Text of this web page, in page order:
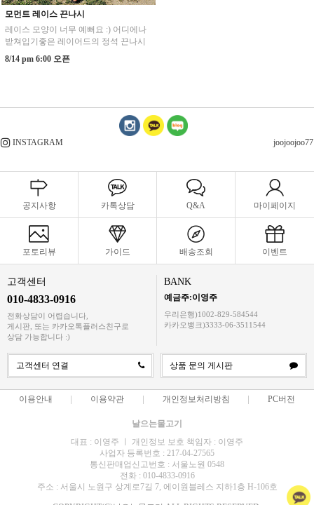
모먼트 레이스 끈나시
레이스 모양이 너무 예뻐요 :) 어디에나
받쳐입기좋은 레이어드의 정석 끈나시
8/14 pm 6:00 오픈
INSTAGRAM joojoojoo77
공지사항 카톡상담 Q&A 마이페이지
포토리뷰 가이드 배송조회 이벤트
고객센터
010-4833-0916
전화상담이 어렵습니다,
게시판, 또는 카카오톡플러스친구로
상담 가능합니다 :)
BANK
예금주:이영주
우리은행)1002-829-584544
카카오뱅크)3333-06-3511544
고객센터 연결 상품 문의 게시판
이용안내 이용약관 개인정보처리방침 PC버전
날으는물고기
대표 : 이영주 ㅣ 개인정보 보호 책임자 : 이영주
사업자 등록번호 : 217-04-27565
통신판매업신고번호 : 서울노원 0548
전화 : 010-4833-0916
주소 : 서울시 노원구 상계로7길 7, 에이원블레스 지하1층 H-106호